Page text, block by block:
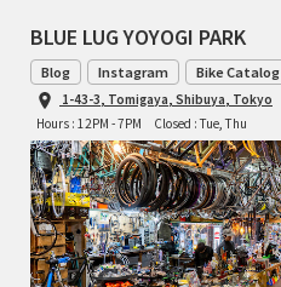
BLUE LUG YOYOGI PARK
Blog Instagram Bike Catalog
1-43-3, Tomigaya, Shibuya, Tokyo
Hours : 12PM - 7PM
Closed : Tue, Thu